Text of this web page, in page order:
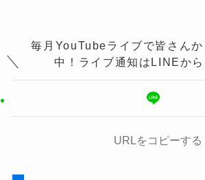
毎月YouTubeライブで皆さん
中！ライブ通知はLINEから
URLをコピーする